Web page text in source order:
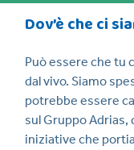
Dov’è che ci
Può essere che tu
dal vivo. Siamo
potrebbe essere
sul Gruppo Adrias,
iniziative che